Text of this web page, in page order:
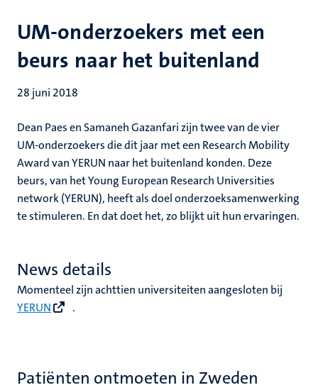
UM-onderzoekers met een
beurs naar het buitenland
28 juni 2018
Dean Paes en Samaneh Gazanfari zijn twee van de vier
UM-onderzoekers die dit jaar met een Research Mobility
Award van YERUN naar het buitenland konden. Deze
beurs, van het Young European Research Universities
network (YERUN), heeft als doel onderzoeksamenwerking
te stimuleren. En dat doet het, zo blijkt uit hun ervaringen.
News details
Momenteel zijn achttien universiteiten aangesloten bij
YERUN
.
Patiënten ontmoeten in Zweden